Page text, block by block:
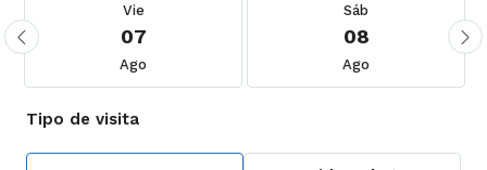
Vie
07
Ago
Sáb
08
Ago
Tipo de visita